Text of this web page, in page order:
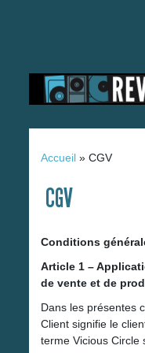
Accueil »CGV
CGV
Conditions
Article 1 –
de vente et de
Dans les présentes
Client signifie le
terme Vicious Circle